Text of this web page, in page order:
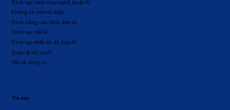
Tất cả công cụ
Quản lý tác vụ AI
Trình tạo thiết kế đồ họa AI
Không có mã/mã thấp
Trình tạo mã AI
Trình nâng cao hình ảnh AI
Trình tạo minh họa/nghệ thuật AI
Tin tức